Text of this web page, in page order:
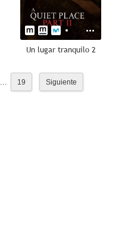
Un lugar tranquilo 2
... 19 Siguiente